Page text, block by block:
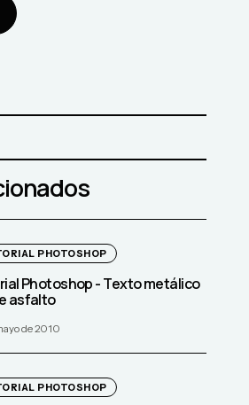
PHOTOSHOP
Photoshop - Texto metálico
asfalto
de 2010
PHOTOSHOP